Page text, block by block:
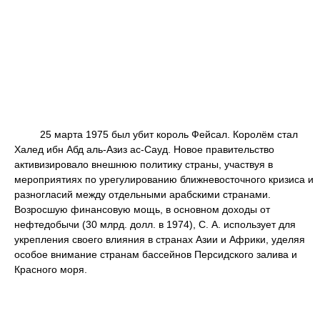
25 марта 1975 был убит король Фейсал. Королём стал
Халед ибн Абд аль-Азиз ас-Сауд. Новое правительство
активизировало внешнюю политику страны, участвуя в
мероприятиях по урегулированию ближневосточного кризиса и
разногласий между отдельными арабскими странами.
Возросшую финансовую мощь, в основном доходы от
нефтедобычи (30 млрд. долл. в 1974), С. А. использует для
укрепления своего влияния в странах Азии и Африки, уделяя
особое внимание странам бассейнов Персидского залива и
Красного моря.